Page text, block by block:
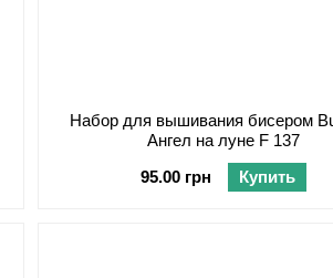
Набор для вышивания бисером
Ангел на луне F 137
95.00 грн
Купить